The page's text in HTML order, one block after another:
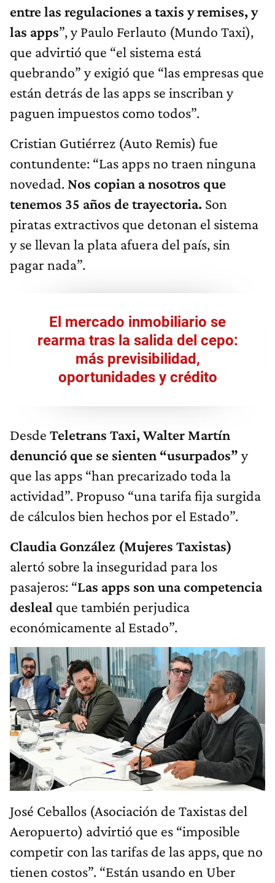
entre las regulaciones a taxis y remises, y
las apps”, y Paulo Ferlauto (Mundo Taxi),
que advirtió que “el sistema está
quebrando” y exigió que “las empresas que
están detrás de las apps se inscriban y
paguen impuestos como todos”.
Cristian Gutiérrez (Auto Remis) fue
contundente: “Las apps no traen ninguna
novedad. Nos copian a nosotros que
tenemos 35 años de trayectoria. Son
piratas extractivos que detonan el sistema
y se llevan la plata afuera del país, sin
pagar nada”.
El mercado inmobiliario se
rearma tras la salida del cepo:
más previsibilidad,
oportunidades y crédito
Desde Teletrans Taxi, Walter Martín
denunció que se sienten “usurpados” y
que las apps “han precarizado toda la
actividad”. Propuso “una tarifa fija surgida
de cálculos bien hechos por el Estado”.
Claudia González (Mujeres Taxistas)
alertó sobre la inseguridad para los
pasajeros: “Las apps son una competencia
desleal que también perjudica
económicamente al Estado”.
José Ceballos (Asociación de Taxistas del
Aeropuerto) advirtió que es “imposible
competir con las tarifas de las apps, que no
tienen costos”. “Están usando en Uber